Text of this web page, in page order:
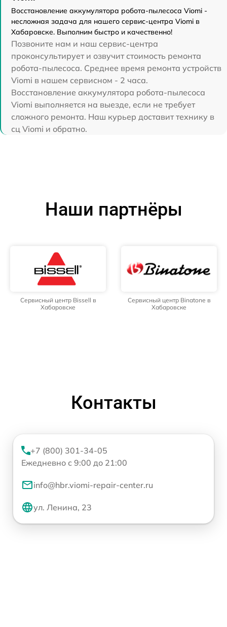
Восстановление аккумулятора робота-пылесоса Viomi -
несложная задача для нашего сервис-центра Viomi в
Хабаровске. Выполним быстро и качественно!
Позвоните нам и наш сервис-центра
проконсультирует и озвучит стоимость ремонта
робота-пылесоса. Среднее время ремонта устройств
Viomi в нашем сервисном - 2 часа.
Восстановление аккумулятора робота-пылесоса
Viomi выполняется на выезде, если не требует
сложного ремонта. Наш курьер доставит технику в
сц Viomi и обратно.
Наши партнёры
Сервисный центр Bissell в
Хабаровске
Сервисный центр Binatone в
Хабаровске
Контакты
+7 (800) 301-34-05
Ежедневно с 9:00 до 21:00
info@hbr.viomi-repair-center.ru
ул. Ленина, 23